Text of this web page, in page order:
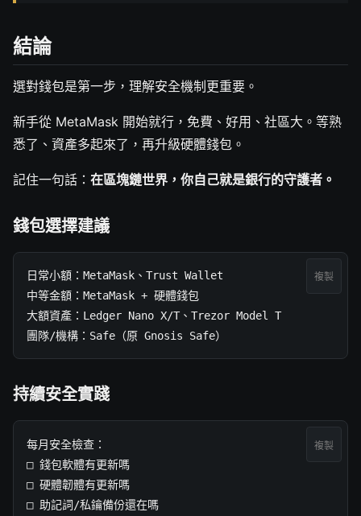
結論
選對錢包是第一步，理解安全機制更重要。
新手從 MetaMask 開始就行，免費、好用、社區大。等熟
悉了、資產多起來了，再升級硬體錢包。
記住一句話： 在區塊鏈世界，你自己就是銀行的守護者。
錢包選擇建議
日常小額：MetaMask、Trust Wallet
中等金額：MetaMask + 硬體錢包
大額資產：Ledger Nano X/T、Trezor Model T
團隊/機構：Safe（原 Gnosis Safe）
複製
持續安全實踐
每月安全檢查：
□ 錢包軟體有更新嗎
□ 硬體韌體有更新嗎
□ 助記詞/私鑰備份還在嗎
複製